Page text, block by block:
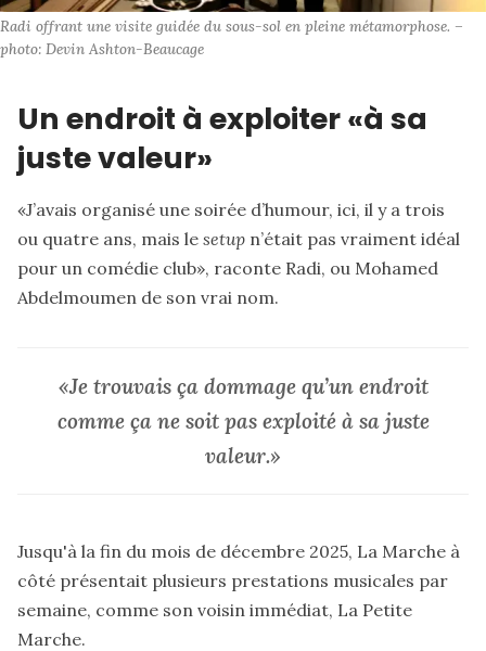
Radi offrant une visite guidée du sous-sol en pleine métamorphose. –
photo: Devin Ashton-Beaucage
Un endroit à exploiter «à sa
juste valeur»
«J’avais organisé une soirée d’humour, ici, il y a trois
ou quatre ans, mais le setup n’était pas vraiment idéal
pour un comédie club», raconte Radi, ou Mohamed
Abdelmoumen de son vrai nom.
«Je trouvais ça dommage qu’un endroit
comme ça ne soit pas exploité à sa juste
valeur.»
Jusqu'à la fin du mois de décembre 2025, La Marche à
côté présentait plusieurs prestations musicales par
semaine, comme son voisin immédiat, La Petite
Marche.